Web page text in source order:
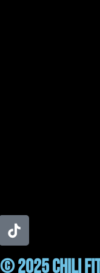
2025 Chili